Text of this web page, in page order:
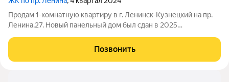
Продам 1-комнатную квартиру в г. Ленинск-Кузнецкий на пр.
Ленина,27. Новый панельный дом был сдан в 2025
установлены стеклопакеты, биметаллические радиаторы,
большая кухня с выходом на балкон, в
Позвонить